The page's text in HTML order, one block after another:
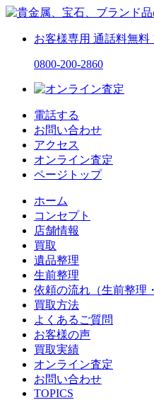
お客様専用 通話料無料
0800-200-2860
電話する
お問い合わせ
アクセス
オンライン査定
ページトップ
ホーム
コンセプト
店舗情報
買取
遺品整理
生前整理
依頼の流れ（生前整理
買取方法
よくあるご質問
お客様の声
買取実績
オンライン査定
お問い合わせ
TOPICS